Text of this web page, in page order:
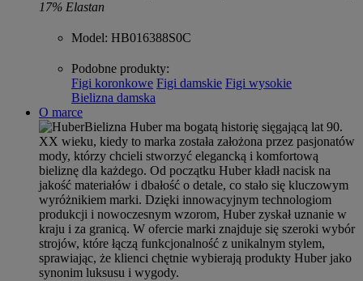
17% Elastan
Model: HB016388S0C
Podobne produkty:
Figi koronkowe Figi damskie Figi wysokie
Bielizna damska
O marce
Bielizna Huber ma bogatą historię sięgającą lat 90.
XX wieku, kiedy to marka została założona przez pasjonatów
mody, którzy chcieli stworzyć elegancką i komfortową
bieliznę dla każdego. Od początku Huber kładł nacisk na
jakość materiałów i dbałość o detale, co stało się kluczowym
wyróżnikiem marki. Dzięki innowacyjnym technologiom
produkcji i nowoczesnym wzorom, Huber zyskał uznanie w
kraju i za granicą. W ofercie marki znajduje się szeroki wybór
strojów, które łączą funkcjonalność z unikalnym stylem,
sprawiając, że klienci chętnie wybierają produkty Huber jako
synonim luksusu i wygody.